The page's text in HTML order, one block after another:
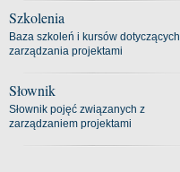
Szkolenia
Baza szkoleń i kursów dotyczących
zarządzania projektami
Słownik
Słownik pojęć związanych z
zarządzaniem projektami